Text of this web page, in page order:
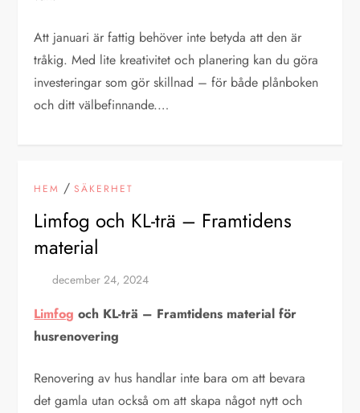
Att januari är fattig behöver inte betyda att den är
tråkig. Med lite kreativitet och planering kan du göra
investeringar som gör skillnad – för både plånboken
och ditt välbefinnande.…
HEM /SÄKERHET
Limfog och KL-trä – Framtidens
material
Limfog och KL-trä – Framtidens material för
husrenovering
Renovering av hus handlar inte bara om att bevara
det gamla utan också om att skapa något nytt och